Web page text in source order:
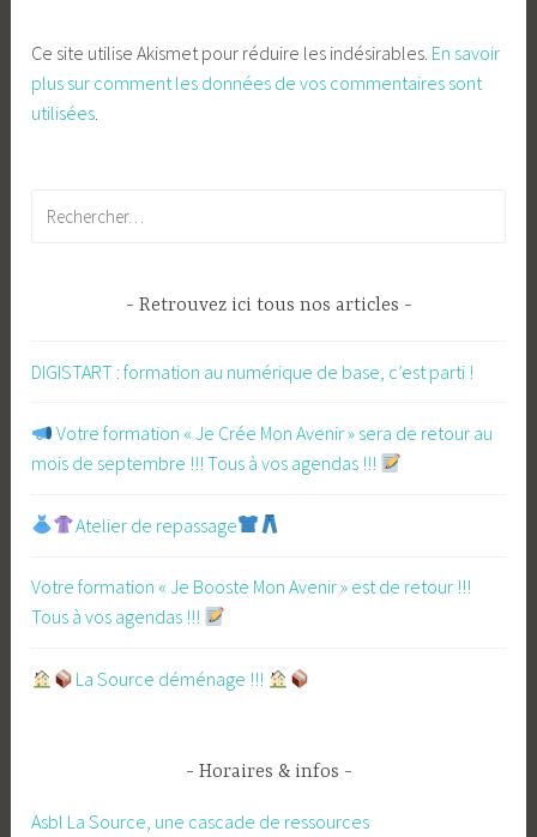
Ce site utilise Akismet pour réduire les indésirables. En savoir
plus sur comment les données de vos commentaires sont
utilisées
Retrouvez ici tous nos articles
DIGISTART : formation au numérique de base, c’est parti !
​ Votre formation « Je Crée Mon Avenir » sera de retour au
mois de septembre !!! Tous à vos agendas !!!
Atelier de repassage​
Votre formation « Je Booste Mon Avenir » est de retour !!!
Tous à vos agendas !!!
​La Source déménage !!!
Horaires & infos
Asbl La Source, une cascade de ressources